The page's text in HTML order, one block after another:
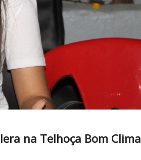
na Telhoça Bom Clima